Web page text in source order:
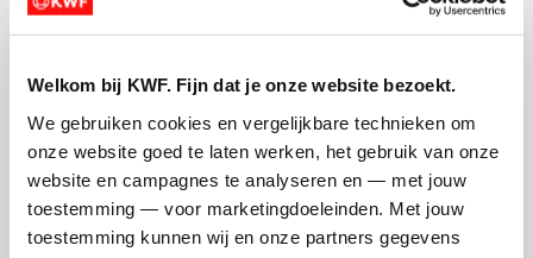
Welkom bij KWF. Fijn dat je onze website bezoekt.
We gebruiken cookies en vergelijkbare technieken om
onze website goed te laten werken, het gebruik van onze
website en campagnes te analyseren en — met jouw
toestemming — voor marketingdoeleinden. Met jouw
toestemming kunnen wij en onze partners gegevens